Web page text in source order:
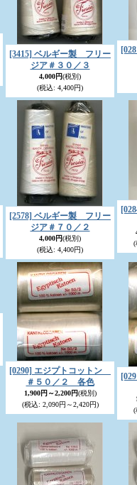
[3415] ベルギー製 フリー
ジア＃３０／３
4,000円(税別)
(税込: 4,400円)
[2578] ベルギー製 フリー
ジア＃７０／２
4,000円(税別)
(税込: 4,400円)
(
[0290] エジプトコットン
＃５０／２ 各色
1,900円～2,200円(税別)
(税込: 2,090円～2,420円)
(